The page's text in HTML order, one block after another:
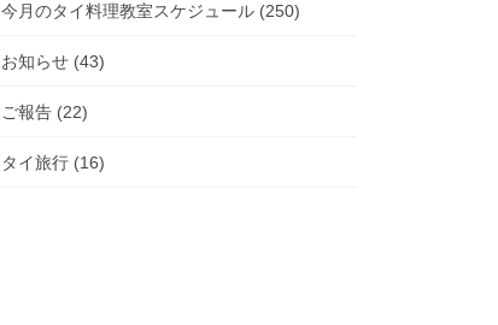
今月のタイ料理教室スケジュール (250)
お知らせ (43)
ご報告 (22)
タイ旅行 (16)